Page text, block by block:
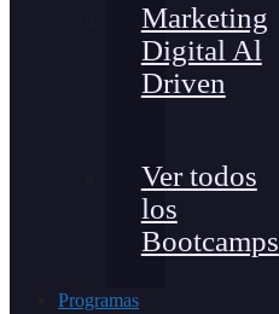
Marketing
Digital Al
Driven
Ver todos
los
Bootcamps
Programas